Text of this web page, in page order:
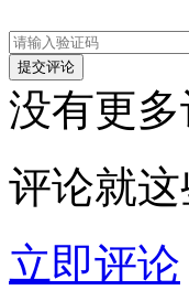
没有更多
评论就
立即评论